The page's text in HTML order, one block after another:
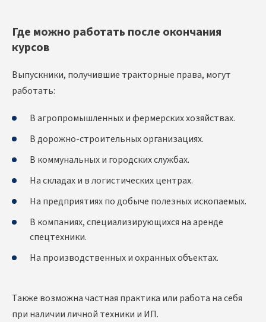
Где можно работать после окончания
курсов
Выпускники, получившие тракторные права, могут
работать:
В агропромышленных и фермерских хозяйствах.
В дорожно-строительных организациях.
В коммунальных и городских службах.
На складах и в логистических центрах.
На предприятиях по добыче полезных ископаемых.
В компаниях, специализирующихся на аренде
спецтехники.
На производственных и охранных объектах.
Также возможна частная практика или работа на себя
при наличии личной техники и ИП.